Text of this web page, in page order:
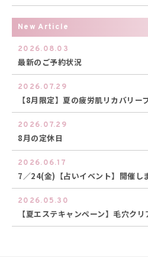
New Article
2026.08.03
最新のご予約状況
2026.07.29
【8月限定】夏の疲労肌リカバリー
2026.07.29
8月の定休日
2026.06.17
7／24(金)【占いイベント】開催し
2026.05.30
【夏エステキャンペーン】毛穴ク